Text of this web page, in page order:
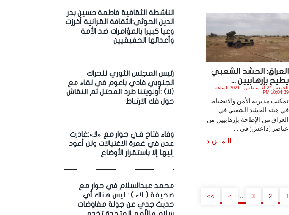
الناشطة الثقافية فاطمة حسين بدر
الدين الحوثي:الثقافة القرآنية أفرزت
وعيا كبيرا بالمؤامرات ضد الأمة
وأعدائها الحقيقيين
رئيس المجلس الثوري للحراك
الجنوبي فادي باعوم في لقاء مع
(لا) :أولويتنا طرد المحتل ثم النقاش
حول فك الارتباط
وفاء فتاح فـي حوار مع «لا»:غادرت
عدن في غمرة الاغتيالات ولن أعود
إليها إلا باستقرار الأوضاع
محمد عبدالسلام في حوار مع
صحيفة ( لاء ) : ليس هناك أي
حديث جدي عن جولة مفاوضات
العراق: الحشد الشعبي
يطيح بإرهابيين ...
الجمعة , 27 أغـسـطـس , 2021 الساعة
10:04:39 PM
تمكنت مديرية الأمن والانضباط
في هيئة الحشد الشعبي في
العراق من الإطاحة بإرهابيين من
عناصر (داعش) في . .
الـمــزيـد
1
2
3
..
>
>>